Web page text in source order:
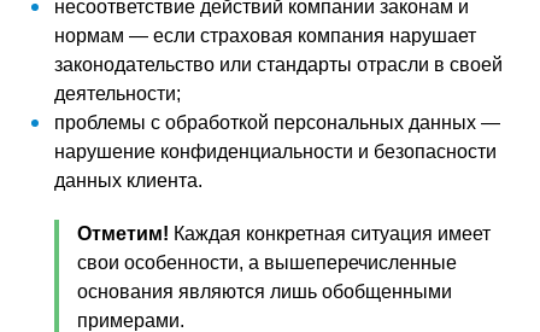
несоответствие действий компании законам и
нормам — если страховая компания нарушает
законодательство или стандарты отрасли в своей
деятельности;
проблемы с обработкой персональных данных —
нарушение конфиденциальности и безопасности
данных клиента.
Отметим! Каждая конкретная ситуация имеет
свои особенности, а вышеперечисленные
основания являются лишь обобщенными
примерами.